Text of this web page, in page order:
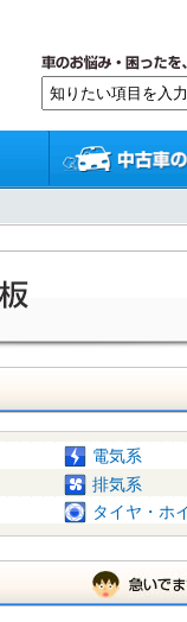
電気系
排気系
タイヤ・ホ